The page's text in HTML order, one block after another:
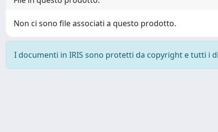
Non ci sono file associati a questo prodotto.
I documenti in IRIS sono protetti da copyright e tutti i